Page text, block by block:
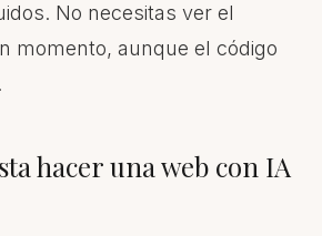
No necesitas ver el
momento, aunque el código
hacer una web con IA